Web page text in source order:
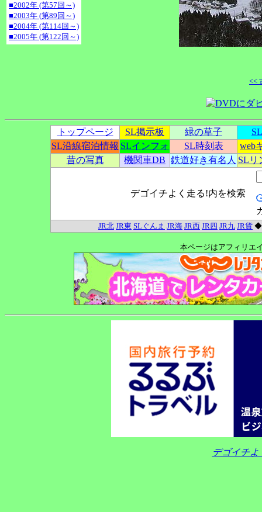
■2002年 (第57回～)
■2003年 (第89回～)
■2004年 (第114回～)
■2005年 (第122回～)
<<
トップページ SL掲示板 緑の草子
SL沿線宿泊情報 SLインフォ SL時刻表
web
昔の写真
機関車DB 鉄道好き有名人 SLリ
デゴイチよく走る!内を検索
JR北 JR東 SLぐんま JR海 JR西 JR四 JR九 JR貨
本ページはアフィリエ
デゴイチよ